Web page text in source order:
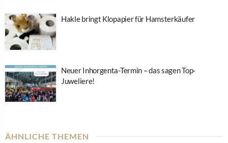
Hakle bringt Klopapier für Hamsterkäufer
Neuer Inhorgenta-Termin – das sagen Top-
Juweliere!
ÄHNLICHE THEMEN